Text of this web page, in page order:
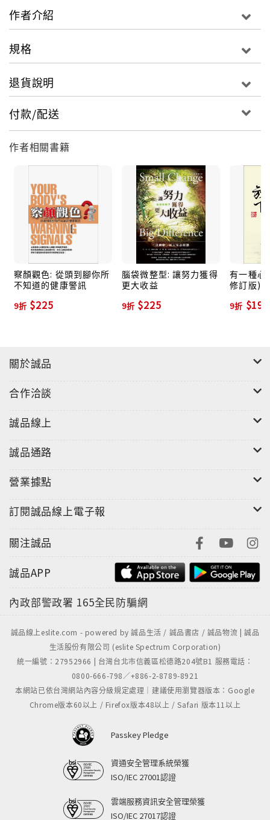
幸福。
作者介紹
規格
退貨說明
付款/配送
作者相關書籍
察顏觀色: 從頭到腳你所
不知道的健康警訊
9折 $225
腦袋微整型: 讓努力獲得
更大收益
9折 $225
有一種心
修訂版)
9折 $198
關於誠品
合作洽談
誠品線上
誠品通路
營業據點
訂閱誠品線上電子報
關注誠品
誠品APP
內政部警政署 165全民防騙網
誠品線上eslite.com - powered by 誠品生活 / 誠品書店 / 誠品物流 | 誠品
生活股份有限公司 (eslite Spectrum Corporation)
統一編號：27952966 | 台灣台北市信義區松德路204號B1 服務電話：
0800-666-798／+886-2-8789-8921
本網站已依台灣網站內容分級規定處理｜建議使用瀏覽器版本：Google
Chrome版本60以上 / Firefox版本48以上 / Safari 版本11以上
Passkey Pledge
資通安全管理系統榮獲
ISO/IEC 27001認證
雲端服務資訊安全管理榮獲
ISO/IEC 27017認證